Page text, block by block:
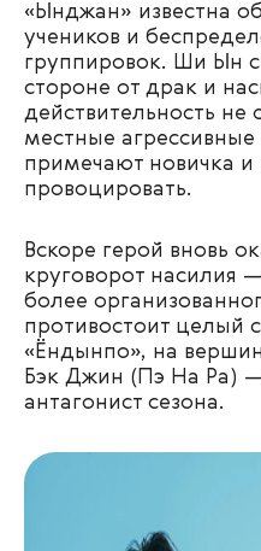
«Ынджан» известна
учеников и
группировок. Ши Ын
стороне от драк и
действительность не
местные
примечают новичка и
провоцировать.
Вскоре герой вновь
круговорот насилия
более
противостоит целый
« Ёндынпо», на
Бэк Джин (Пэ На Ра)
антагонист сезона.